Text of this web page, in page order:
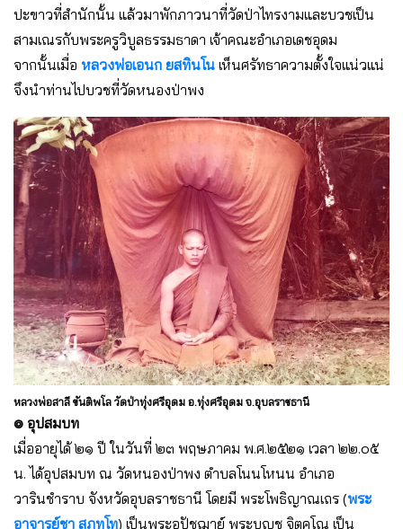
ปะขาวที่สำนักนั้น แล้วมาพักภาวนาที่วัดป่าไทรงามและบวชเป็น
สามเณรกับพระครูวิบูลธรรมธาดา เจ้าคณะอำเภอเดชอุดม
จากนั้นเมื่อ หลวงพ่อเอนก ยสทินโน เห็นศรัทธาความตั้งใจแน่วแน่
จึงนำท่านไปบวชที่วัดหนองป่าพง
หลวงพ่อสาลี ขันติพโล วัดป่าทุ่งศรีอุดม อ.ทุ่งศรีอุดม จ.อุบลราชธานี
๏ อุปสมบท
เมื่ออายุได้ ๒๑ ปี ในวันที่ ๒๓ พฤษภาคม พ.ศ.๒๕๒๑ เวลา ๒๒.๐๕
น. ได้อุปสมบท ณ วัดหนองป่าพง ตำบลโนนโหนน อำเภอ
วารินชำราบ จังหวัดอุบลราชธานี โดยมี พระโพธิญาณเถร (พระ
อาจารย์ชา สุภทฺโท) เป็นพระอุปัชฌาย์ พระบุญชู จิตคุโณ เป็น